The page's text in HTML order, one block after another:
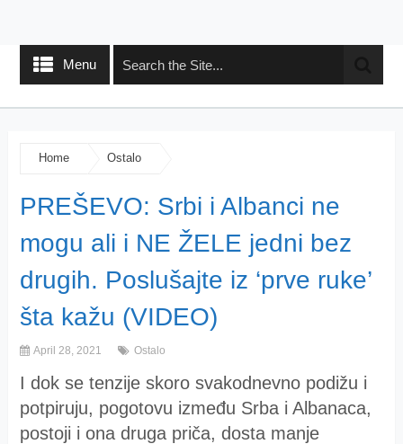
Menu
Home Ostalo
PREŠEVO: Srbi i Albanci ne
mogu ali i NE ŽELE jedni bez
drugih. Poslušajte iz ‘prve ruke’
šta kažu (VIDEO)
April 28, 2021 Ostalo
I dok se tenzije skoro svakodnevno podižu i
potpiruju, pogotovu između Srba i Albanaca,
postoji i ona druga priča, dosta manje